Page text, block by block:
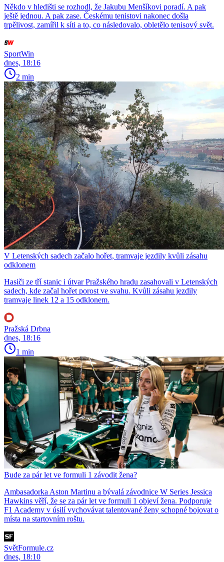
Někdo v hledišti se rozhodl, že Jakubu Menšíkovi poradí. A pak
ještě jednou. A pak zase. Českému tenistovi nakonec došla
trpělivost, zamířil k síti a to, co následovalo, obletělo tenisový svět.
SportWin
dnes, 18:16
2 min
V Letenských sadech začalo hořet, tramvaje jezdily kvůli zásahu
odklonem
Hasiči ze tří stanic i útvar Pražského hradu zasahovali v Letenských
sadech, kde začal hořet porost ve svahu. Kvůli zásahu jezdily
tramvaje linek 12 a 15 odklonem.
Pražská Drbna
dnes, 18:16
1 min
Bude za pár let ve formuli 1 závodit žena?
Ambasadorka Aston Martinu a bývalá závodnice W Series Jessica
Hawkins věří, že se za pár let ve formuli 1 objeví žena. Podporuje
F1 Academy v úsilí vychovávat talentované ženy schopné bojovat o
místa na startovním roštu.
SvětFormule.cz
dnes, 18:10